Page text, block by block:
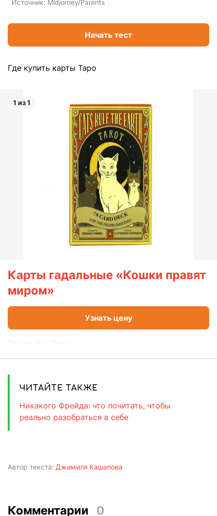
Источник: Midjorney/Parents
Начать тест
Где купить карты Таро
1 из 1
Карты гадальные «Кошки правят
миром»
Узнать цену
ЧИТАЙТЕ ТАКЖЕ
Никакого Фрейда: что почитать, чтобы
реально разобраться в себе
Автор текста: Джамиля Кашапова
Комментарии 0